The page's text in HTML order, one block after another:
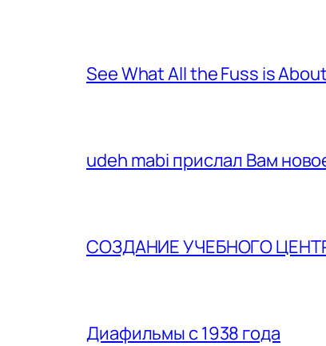
See What All the Fuss is About
udeh mabi прислал Вам
СОЗДАНИЕ УЧЕБНОГО
Диафильмы с 1938 года